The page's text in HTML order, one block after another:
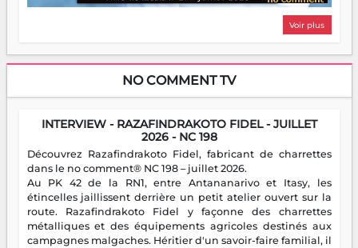
Voir plus
NO COMMENT TV
INTERVIEW - RAZAFINDRAKOTO FIDEL - JUILLET
2026 - NC 198
Découvrez Razafindrakoto Fidel, fabricant de charrettes
dans le no comment® NC 198 – juillet 2026.
Au PK 42 de la RN1, entre Antananarivo et Itasy, les
étincelles jaillissent derrière un petit atelier ouvert sur la
route. Razafindrakoto Fidel y façonne des charrettes
métalliques et des équipements agricoles destinés aux
campagnes malgaches. Héritier d'un savoir-faire familial, il